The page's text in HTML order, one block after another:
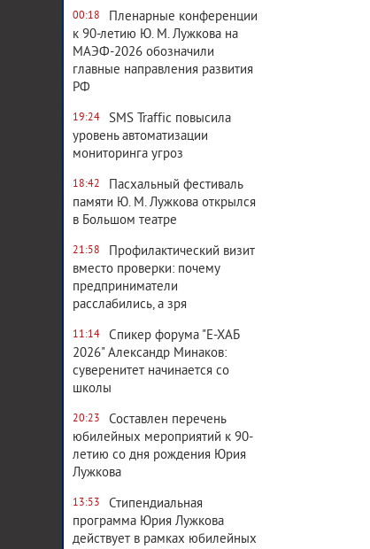
00:18
Пленарные конференции
к 90-летию Ю. М. Лужкова на
МАЭФ-2026 обозначили
главные направления развития
РФ
19:24
SMS Traffic повысила
уровень автоматизации
мониторинга угроз
18:42
Пасхальный фестиваль
памяти Ю. М. Лужкова открылся
в Большом театре
21:58
Профилактический визит
вместо проверки: почему
предприниматели
расслабились, а зря
11:14
Спикер форума "Е-ХАБ
2026" Александр Минаков:
суверенитет начинается со
школы
20:23
Составлен перечень
юбилейных мероприятий к 90-
летию со дня рождения Юрия
Лужкова
13:53
Стипендиальная
программа Юрия Лужкова
действует в рамках юбилейных